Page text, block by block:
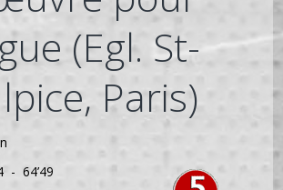
(Egl. St-
Paris)
- 64’49